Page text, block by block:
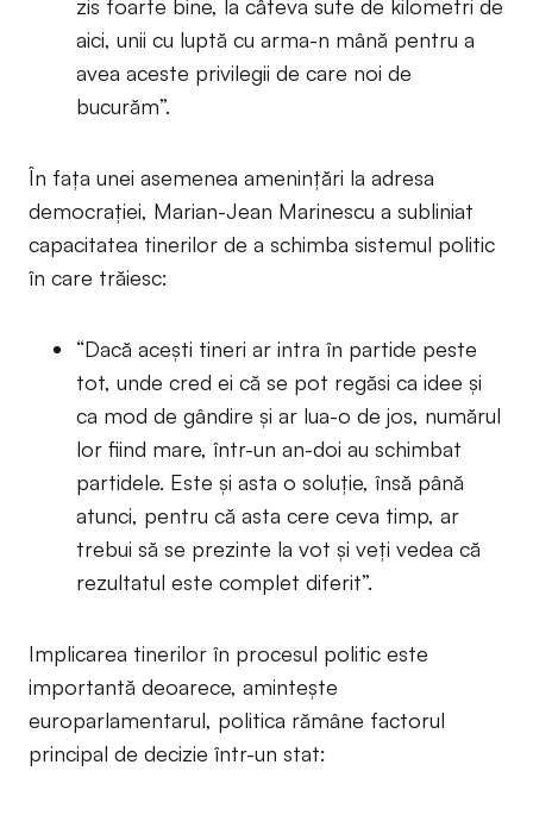
zis foarte bine, la câteva sute de kilometri de
aici, unii cu luptă cu arma-n mână pentru a
avea aceste privilegii de care noi de
bucurăm”.
În fața unei asemenea amenințări la adresa
democrației, Marian-Jean Marinescu a subliniat
capacitatea tinerilor de a schimba sistemul politic
în care trăiesc:
“Dacă acești tineri ar intra în partide peste
tot, unde cred ei că se pot regăsi ca idee și
ca mod de gândire și ar lua-o de jos, numărul
lor fiind mare, într-un an-doi au schimbat
partidele. Este și asta o soluție, însă până
atunci, pentru că asta cere ceva timp, ar
trebui să se prezinte la vot și veți vedea că
rezultatul este complet diferit”.
Implicarea tinerilor în procesul politic este
importantă deoarece, amintește
europarlamentarul, politica rămâne factorul
principal de decizie într-un stat: